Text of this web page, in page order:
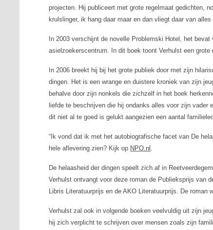
projecten. Hij publiceert met grote regelmaat gedichten,
krulslinger, ik hang daar maar en dan vliegt daar van
In 2003 verschijnt de novelle Problemski Hotel , het bevat
asielzoekerscentrum. In dit boek toont Verhulst een
In 2006 breekt hij bij het grote publiek door met zijn
dingen. Het is een wrange en duistere kroniek van zijn
behalve door zijn nonkels die zichzelf in het boek
liefde te beschrijven die hij ondanks alles voor zijn
dit niet al te goed is gelukt aangezien een aantal
“Ik vond dat ik met het autobiografische facet van De
hele aflevering zien? Kijk op NPO.nl .
De helaasheid der dingenspeelt zich af in
Verhulst ontvangt voor deze roman de Publieksprijs van
Libris Literatuurprijs en de AKO Literatuurprijs. De roman
Verhulst zal ook in volgende boeken veelvuldig uit zijn
hij zich verplicht te schrijven over mensen zoals zijn